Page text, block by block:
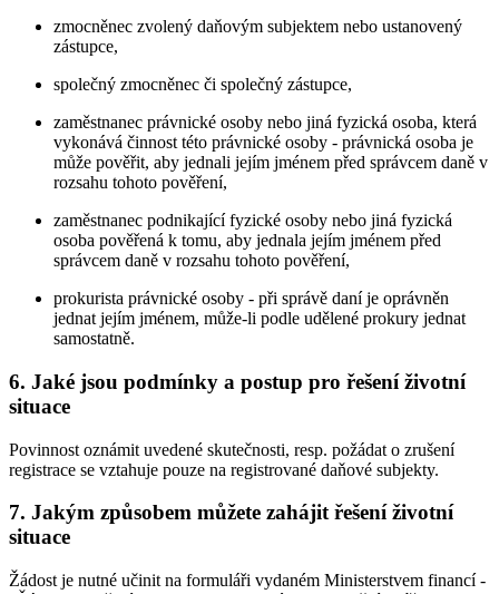
zmocněnec zvolený daňovým subjektem nebo ustanovený
zástupce,
společný zmocněnec či společný zástupce,
zaměstnanec právnické osoby nebo jiná fyzická osoba, která
vykonává činnost této právnické osoby - právnická osoba je
může pověřit, aby jednali jejím jménem před správcem daně v
rozsahu tohoto pověření,
zaměstnanec podnikající fyzické osoby nebo jiná fyzická
osoba pověřená k tomu, aby jednala jejím jménem před
správcem daně v rozsahu tohoto pověření,
prokurista právnické osoby - při správě daní je oprávněn
jednat jejím jménem, může-li podle udělené prokury jednat
samostatně.
6. Jaké jsou podmínky a postup pro řešení životní
situace
Povinnost oznámit uvedené skutečnosti, resp. požádat o zrušení
registrace se vztahuje pouze na registrované daňové subjekty.
7. Jakým způsobem můžete zahájit řešení životní
situace
Žádost je nutné učinit na formuláři vydaném Ministerstvem financí -